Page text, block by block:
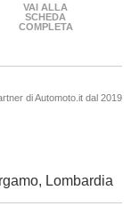
VAI ALLA
SCHEDA
COMPLETA
di Automoto.it dal 2019
Lombardia